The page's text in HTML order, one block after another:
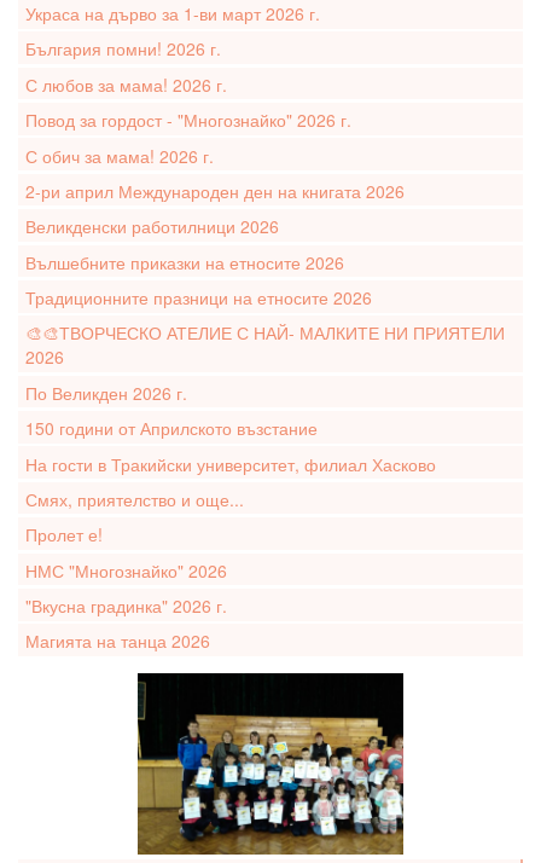
Украса на дърво за 1-ви март 2026 г.
България помни! 2026 г.
С любов за мама! 2026 г.
Повод за гордост - "Многознайко" 2026 г.
С обич за мама! 2026 г.
2-ри април Международен ден на книгата 2026
Великденски работилници 2026
Вълшебните приказки на етносите 2026
Традиционните празници на етносите 2026
🎨🎨ТВОРЧЕСКО АТЕЛИЕ С НАЙ- МАЛКИТЕ НИ ПРИЯТЕЛИ
2026
По Великден 2026 г.
150 години от Априлското възстание
На гости в Тракийски университет, филиал Хасково
Смях, приятелство и още...
Пролет е!
НМС "Многознайко" 2026
"Вкусна градинка" 2026 г.
Магията на танца 2026